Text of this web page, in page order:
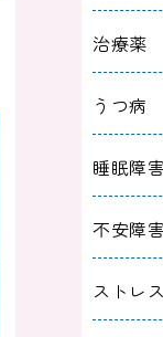
治療薬
うつ病
睡眠障害
不安障害
ストレス